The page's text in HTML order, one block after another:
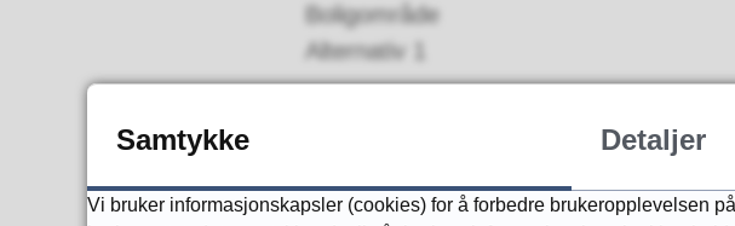
Boligområde
Alternativ 1
Samtykke Detaljer
Vi bruker informasjonskapsler (cookies) for å forbedre brukeropplevelsen